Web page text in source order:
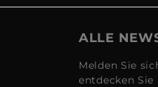
ALLE
Melden Sie
entdecken